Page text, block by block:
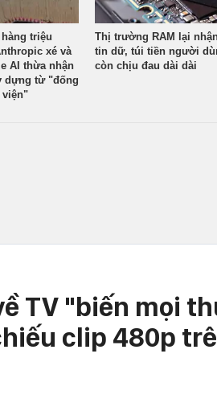
triệu
xé và
AI thừa nhận
dựng từ "đống
viện"
Thị trường RAM lại
tin dữ, túi tiền người
còn chịu đau dài dài
TV "biến mọi
clip 480p